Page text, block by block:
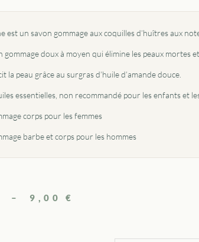
est un savon gommage aux coquilles d’huîtres aux
gommage doux à moyen qui élimine les peaux mortes
la peau grâce au surgras d’huile d’amande douce.
essentielles, non recommandé pour les enfants et
corps pour les femmes
barbe et corps pour les hommes
– 9,00€